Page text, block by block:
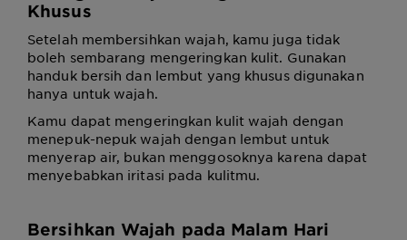
Khusus
Setelah membersihkan wajah, kamu juga tidak
boleh sembarang mengeringkan kulit. Gunakan
handuk bersih dan lembut yang khusus digunakan
hanya untuk wajah.
Kamu dapat mengeringkan kulit wajah dengan
menepuk-nepuk wajah dengan lembut untuk
menyerap air, bukan menggosoknya karena dapat
menyebabkan iritasi pada kulitmu.
Bersihkan Wajah pada Malam Hari